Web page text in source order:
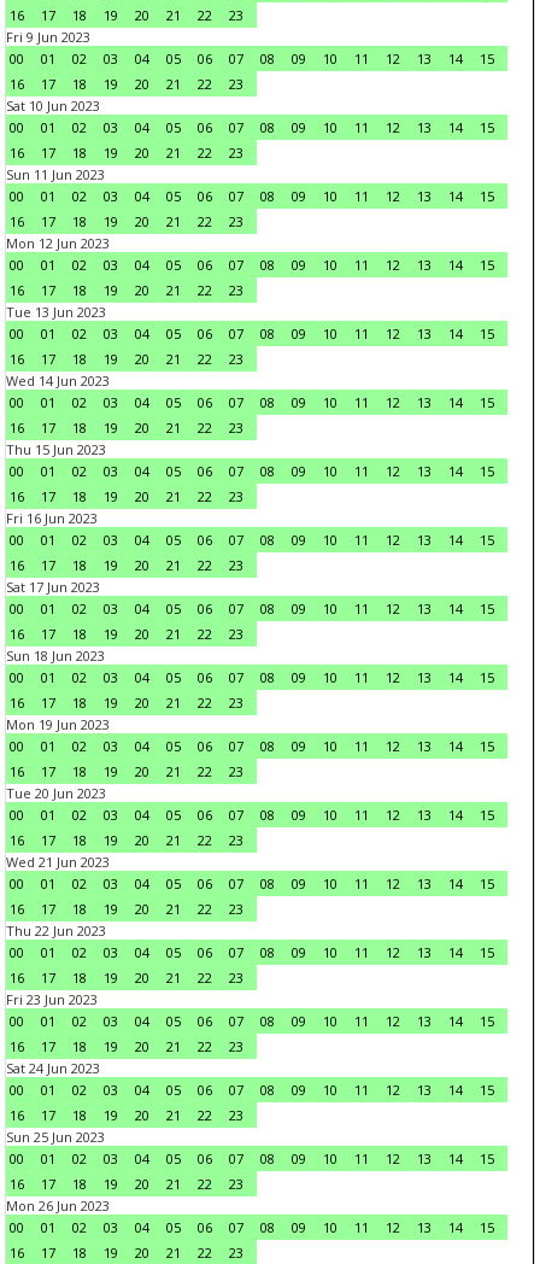
16
17 18 19 20 21 22
23
Fri 9 Jun 2023
00
01 02 03 04 05 06 07 08 09 10 11 12 13 14
15
16
17 18 19 20 21 22
23
Sat 10 Jun 2023
00
01 02 03 04 05 06 07 08 09 10 11 12 13 14
15
16
17 18 19 20 21 22
23
Sun 11 Jun 2023
00
01 02 03 04 05 06 07 08 09 10 11 12 13 14
15
16
17 18 19 20 21 22
23
Mon 12 Jun 2023
00
01 02 03 04 05 06 07 08 09 10 11 12 13 14
15
16
17 18 19 20 21 22
23
Tue 13 Jun 2023
00
01 02 03 04 05 06 07 08 09 10 11 12 13 14
15
16
17 18 19 20 21 22
23
Wed 14 Jun 2023
00
01 02 03 04 05 06 07 08 09 10 11 12 13 14
15
16
17 18 19 20 21 22
23
Thu 15 Jun 2023
00
01 02 03 04 05 06 07 08 09 10 11 12 13 14
15
16
17 18 19 20 21 22
23
Fri 16 Jun 2023
00
01 02 03 04 05 06 07 08 09 10 11 12 13 14
15
16
17 18 19 20 21 22
23
Sat 17 Jun 2023
00
01 02 03 04 05 06 07 08 09 10 11 12 13 14
15
16
17 18 19 20 21 22
23
Sun 18 Jun 2023
00
01 02 03 04 05 06 07 08 09 10 11 12 13 14
15
16
17 18 19 20 21 22
23
Mon 19 Jun 2023
00
01 02 03 04 05 06 07 08 09 10 11 12 13 14
15
16
17 18 19 20 21 22
23
Tue 20 Jun 2023
00
01 02 03 04 05 06 07 08 09 10 11 12 13 14
15
16
17 18 19 20 21 22
23
Wed 21 Jun 2023
00
01 02 03 04 05 06 07 08 09 10 11 12 13 14
15
16
17 18 19 20 21 22
23
Thu 22 Jun 2023
00
01 02 03 04 05 06 07 08 09 10 11 12 13 14
15
16
17 18 19 20 21 22
23
Fri 23 Jun 2023
00
01 02 03 04 05 06 07 08 09 10 11 12 13 14
15
16
17 18 19 20 21 22
23
Sat 24 Jun 2023
00
01 02 03 04 05 06 07 08 09 10 11 12 13 14
15
16
17 18 19 20 21 22
23
Sun 25 Jun 2023
00
01 02 03 04 05 06 07 08 09 10 11 12 13 14
15
16
17 18 19 20 21 22
23
Mon 26 Jun 2023
00
01 02 03 04 05 06 07 08 09 10 11 12 13 14
15
16
17 18 19 20 21 22
23